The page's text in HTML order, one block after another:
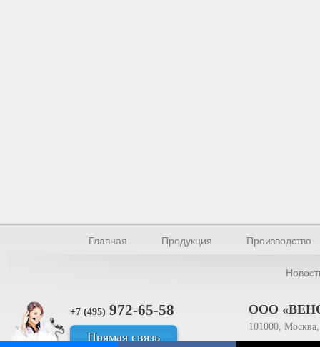
Главная Продукция Производство
+7 (495) 972-65-58
Прямая связь
ООО
101000,